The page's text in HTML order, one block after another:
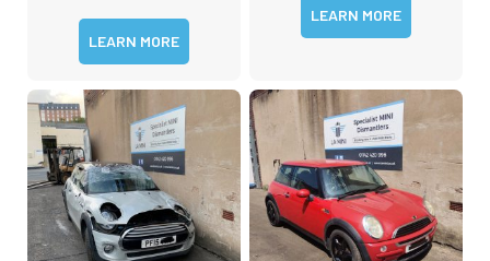
LEARN MORE
LEARN MORE